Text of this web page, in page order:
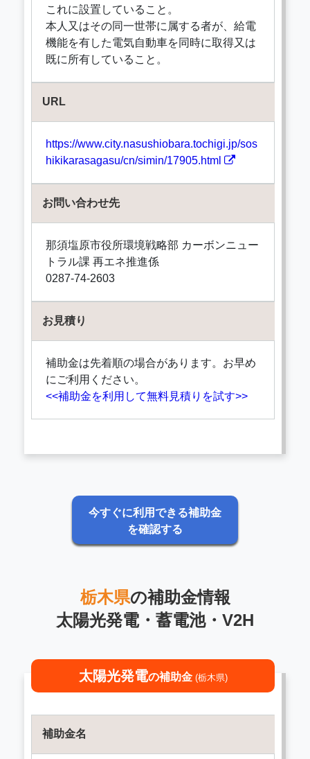
これに設置していること。
本人又はその同一世帯に属する者が、給電
機能を有した電気自動車を同時に取得又は
既に所有していること。
URL
https://www.city.nasushiobara.tochigi.jp/sos
hikikarasagasu/cn/simin/17905.html
お問い合わせ先
那須塩原市役所環境戦略部 カーボンニュー
トラル課 再エネ推進係
0287-74-2603
お見積り
補助金は先着順の場合があります。お早め
にご利用ください。
<<補助金を利用して無料見積りを試す>>
今すぐに利用できる補助金
を確認する
栃木県の補助金情報
太陽光発電・蓄電池・V2H
太陽光発電の補助金 (栃木県)
補助金名